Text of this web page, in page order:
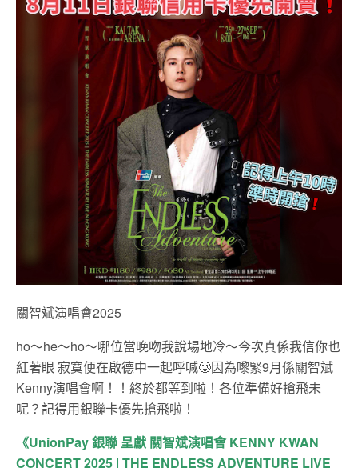
關智斌演唱會2025
ho～he～ho～哪位當晚吻我說場地冷～今次真係我信你也
紅著眼 寂寞便在啟德中一起呼喊🥲因為嚟緊9月係關智斌
Kenny演唱會啊！！終於都等到啦！各位準備好搶飛未
呢？記得用銀聯卡優先搶飛啦！
《UnionPay 銀聯 呈獻 關智斌演唱會 KENNY KWAN
CONCERT 2025 | THE ENDLESS ADVENTURE LIVE